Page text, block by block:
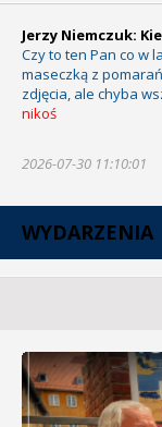
Jerzy Niemczuk:
Czy to ten Pan co w
maseczką z
zdjęcia, ale chyba
nikoś
2026-07-30 11:10:01
WYDARZENIA